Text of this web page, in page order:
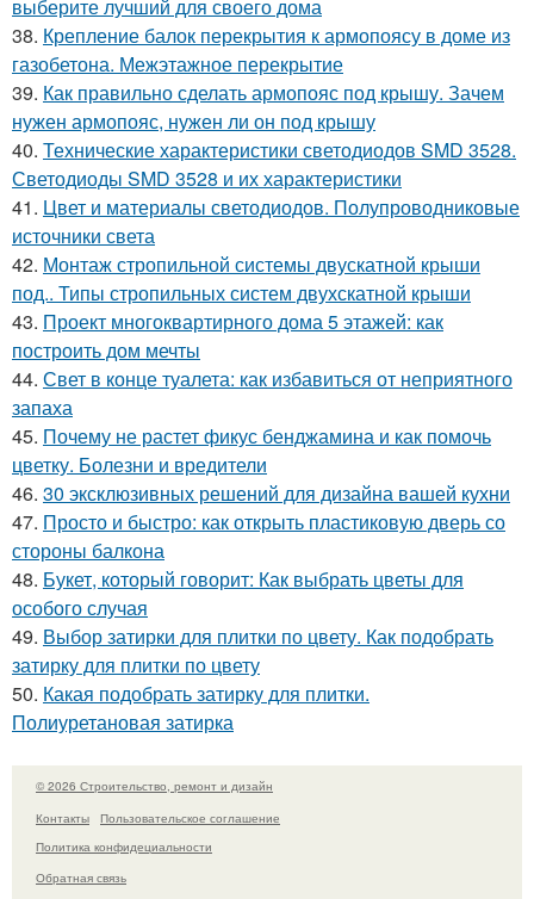
выберите лучший для своего дома
38. Крепление балок перекрытия к армопоясу в доме из
газобетона. Межэтажное перекрытие
39. Как правильно сделать армопояс под крышу. Зачем
нужен армопояс, нужен ли он под крышу
40. Технические характеристики светодиодов SMD 3528.
Светодиоды SMD 3528 и их характеристики
41. Цвет и материалы светодиодов. Полупроводниковые
источники света
42. Монтаж стропильной системы двускатной крыши
под.. Типы стропильных систем двухскатной крыши
43. Проект многоквартирного дома 5 этажей: как
построить дом мечты
44. Свет в конце туалета: как избавиться от неприятного
запаха
45. Почему не растет фикус бенджамина и как помочь
цветку. Болезни и вредители
46. 30 эксклюзивных решений для дизайна вашей кухни
47. Просто и быстро: как открыть пластиковую дверь со
стороны балкона
48. Букет, который говорит: Как выбрать цветы для
особого случая
49. Выбор затирки для плитки по цвету. Как подобрать
затирку для плитки по цвету
50. Какая подобрать затирку для плитки.
Полиуретановая затирка
© 2026 Строительство, ремонт и дизайн
Контакты
Пользовательское соглашение
Политика конфидециальности
Обратная связь